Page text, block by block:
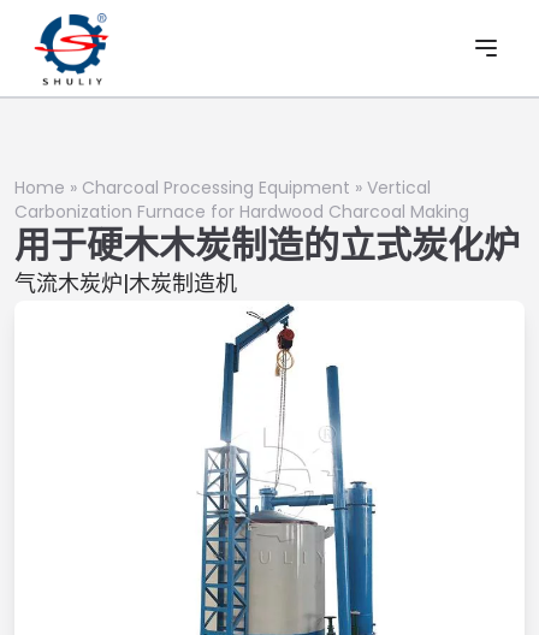
Home » Charcoal Processing Equipment » Vertical
Carbonization Furnace for Hardwood Charcoal Making
用于硬木木炭制造的立式炭化炉
气流木炭炉|木炭制造机